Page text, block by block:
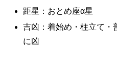
距星：おとめ座α星
吉凶：着始め・柱立て・
に凶